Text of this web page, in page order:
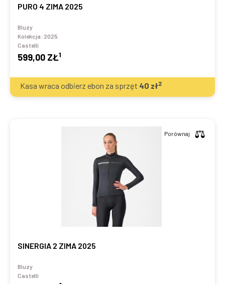
PURO 4 ZIMA 2025
Bluzy
Kolekcja: 2025
Castelli
599,00 ZŁ1
Kasa wraca odbierz ebon za sprzęt 40 zł2
SINERGIA 2 ZIMA 2025
Bluzy
Castelli
Porównaj